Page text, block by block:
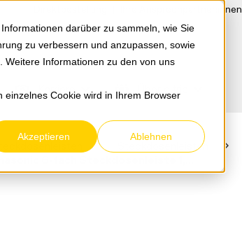
darüber zu sammeln, wie Sie
zu verbessern und anzupassen, sowie
Weitere Informationen zu den von uns
Cookie wird in Ihrem Browser
Akzeptieren Ablehnen
Ihre Ansprechpartner:innen
Karriere Über eltric
Steckdosenleisten